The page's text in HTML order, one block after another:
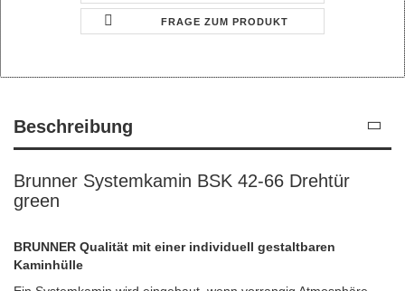
FRAGE ZUM PRODUKT
Beschreibung
Brunner Systemkamin BSK 42-66 Drehtür
green
BRUNNER Qualität mit einer individuell gestaltbaren
Kaminhülle